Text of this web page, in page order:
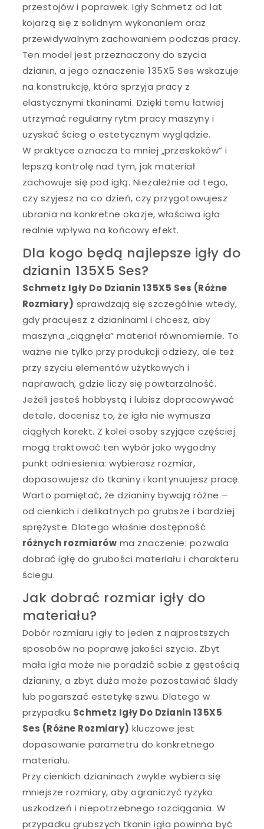
przestojów i poprawek. Igły Schmetz od lat
kojarzą się z solidnym wykonaniem oraz
przewidywalnym zachowaniem podczas pracy.
Ten model jest przeznaczony do szycia
dzianin, a jego oznaczenie 135X5 Ses wskazuje
na konstrukcję, która sprzyja pracy z
elastycznymi tkaninami. Dzięki temu łatwiej
utrzymać regularny rytm pracy maszyny i
uzyskać ścieg o estetycznym wyglądzie.
W praktyce oznacza to mniej „przeskoków” i
lepszą kontrolę nad tym, jak materiał
zachowuje się pod igłą. Niezależnie od tego,
czy szyjesz na co dzień, czy przygotowujesz
ubrania na konkretne okazje, właściwa igła
realnie wpływa na końcowy efekt.
Dla kogo będą najlepsze igły do
dzianin 135X5 Ses?
Schmetz Igły Do Dzianin 135X5 Ses (Różne
Rozmiary) sprawdzają się szczególnie wtedy,
gdy pracujesz z dzianinami i chcesz, aby
maszyna „ciągnęła” materiał równomiernie. To
ważne nie tylko przy produkcji odzieży, ale też
przy szyciu elementów użytkowych i
naprawach, gdzie liczy się powtarzalność.
Jeżeli jesteś hobbystą i lubisz dopracowywać
detale, docenisz to, że igła nie wymusza
ciągłych korekt. Z kolei osoby szyjące częściej
mogą traktować ten wybór jako wygodny
punkt odniesienia: wybierasz rozmiar,
dopasowujesz do tkaniny i kontynuujesz pracę.
Warto pamiętać, że dzianiny bywają różne –
od cienkich i delikatnych po grubsze i bardziej
sprężyste. Dlatego właśnie dostępność
różnych rozmiarów ma znaczenie: pozwala
dobrać igłę do grubości materiału i charakteru
ściegu.
Jak dobrać rozmiar igły do
materiału?
Dobór rozmiaru igły to jeden z najprostszych
sposobów na poprawę jakości szycia. Zbyt
mała igła może nie poradzić sobie z gęstością
dzianiny, a zbyt duża może pozostawiać ślady
lub pogarszać estetykę szwu. Dlatego w
przypadku Schmetz Igły Do Dzianin 135X5
Ses (Różne Rozmiary) kluczowe jest
dopasowanie parametru do konkretnego
materiału.
Przy cienkich dzianinach zwykle wybiera się
mniejsze rozmiary, aby ograniczyć ryzyko
uszkodzeń i niepotrzebnego rozciągania. W
przypadku grubszych tkanin igła powinna być